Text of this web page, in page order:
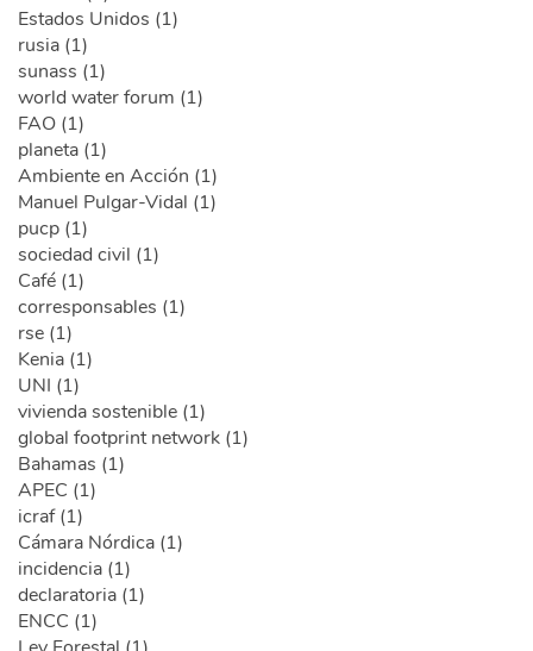
Estados Unidos (1)
rusia (1)
sunass (1)
world water forum (1)
FAO (1)
planeta (1)
Ambiente en Acción (1)
Manuel Pulgar-Vidal (1)
pucp (1)
sociedad civil (1)
Café (1)
corresponsables (1)
rse (1)
Kenia (1)
UNI (1)
vivienda sostenible (1)
global footprint network (1)
Bahamas (1)
APEC (1)
icraf (1)
Cámara Nórdica (1)
incidencia (1)
declaratoria (1)
ENCC (1)